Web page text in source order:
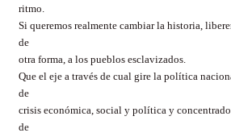
ritmo.
Si queremos realmente cambiar la historia,
de
otra forma, a los pueblos esclavizados.
Que el eje a través de cual gire la política
de
crisis económica, social y política y
de